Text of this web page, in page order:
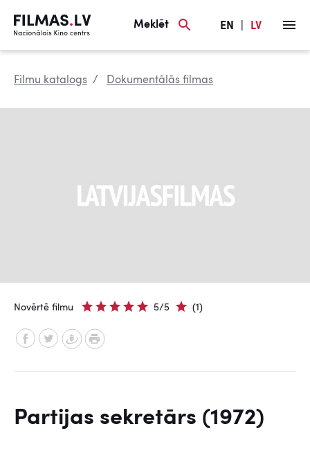
Meklēt EN LV
Filmu katalogs Dokumentālās filmas
Novērtē filmu 5/5 (1)
Partijas sekretārs (1972)